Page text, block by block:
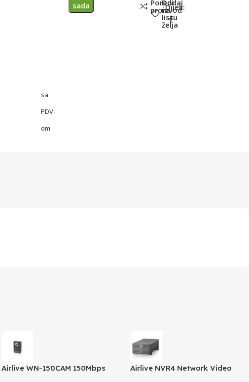
sa
PDV-
om
sada
Poredi
proizvod
Dodaj
na
listu
želja
Dijeli:
Airlive WN-150CAM 150Mbps
Airlive NVR4 Network Video